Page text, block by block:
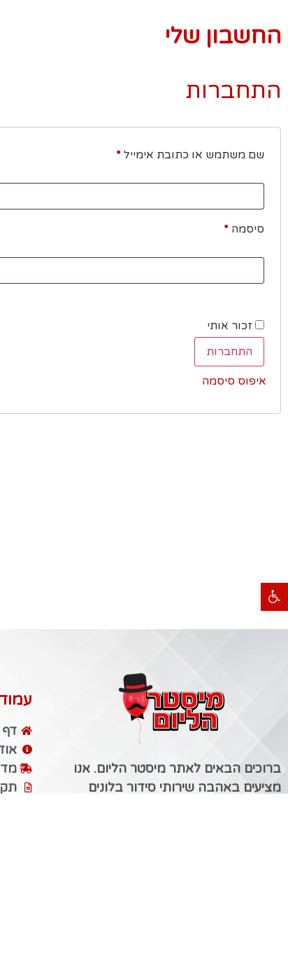
פתח סרגל נגישות
החשבון שלי
התחברות
שם משתמש או כתובת אימייל *
סיסמה *
זכור אותי
התחברות
איפוס סיסמה
ברוכים הבאים לאתר מיסטר הליום. אנו
מציעים באהבה שירותי סידור בלונים